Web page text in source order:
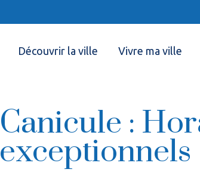
Découvrir la ville Vivre ma ville
Canicule :
exceptionnels